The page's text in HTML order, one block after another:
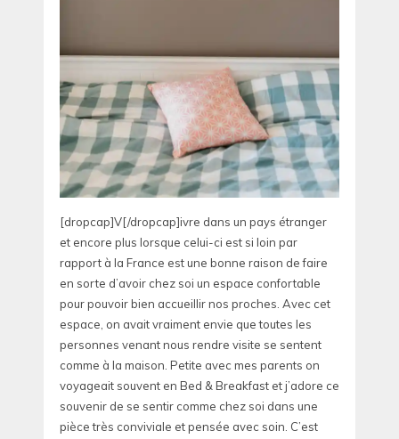
[dropcap]V[/dropcap]ivre dans un pays étranger
et encore plus lorsque celui-ci est si loin par
rapport à la France est une bonne raison de faire
en sorte d’avoir chez soi un espace confortable
pour pouvoir bien accueillir nos proches. Avec cet
espace, on avait vraiment envie que toutes les
personnes venant nous rendre visite se sentent
comme à la maison. Petite avec mes parents on
voyageait souvent en Bed & Breakfast et j’adore ce
souvenir de se sentir comme chez soi dans une
pièce très conviviale et pensée avec soin. C’est